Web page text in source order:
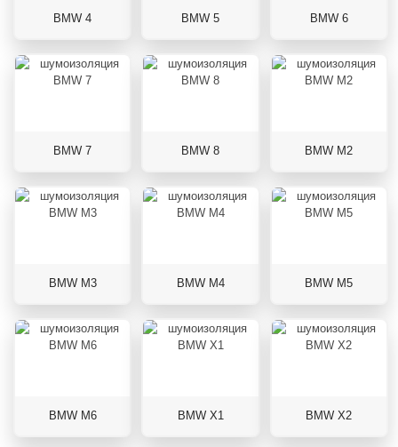
BMW 4 BMW 5 BMW 6
BMW 7 BMW 8 BMW M2
BMW M3 BMW M4 BMW M5
BMW M6 BMW X1 BMW X2